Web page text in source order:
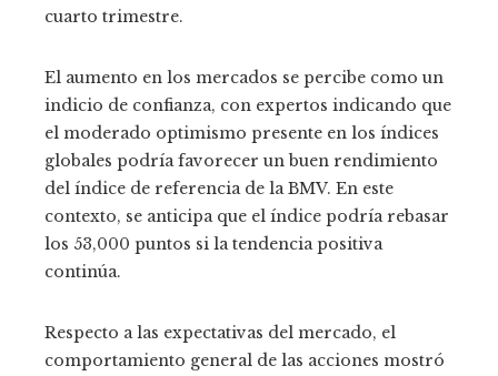
cuarto trimestre.
El aumento en los mercados se percibe como un
indicio de confianza, con expertos indicando que
el moderado optimismo presente en los índices
globales podría favorecer un buen rendimiento
del índice de referencia de la BMV. En este
contexto, se anticipa que el índice podría rebasar
los 53,000 puntos si la tendencia positiva
continúa.
Respecto a las expectativas del mercado, el
comportamiento general de las acciones mostró